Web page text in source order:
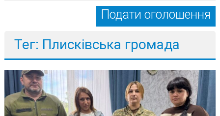
Подати оголошення
Тег: Плисківська громада